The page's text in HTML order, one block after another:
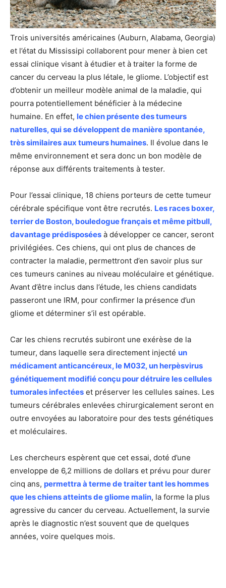
Trois universités américaines (Auburn, Alabama, Georgia)
et l’état du Mississipi collaborent pour mener à bien cet
essai clinique visant à étudier et à traiter la forme de
cancer du cerveau la plus létale, le gliome. L’objectif est
d’obtenir un meilleur modèle animal de la maladie, qui
pourra potentiellement bénéficier à la médecine
humaine. En effet, le chien présente des tumeurs
naturelles, qui se développent de manière spontanée,
très similaires aux tumeurs humaines. Il évolue dans le
même environnement et sera donc un bon modèle de
réponse aux différents traitements à tester.
Pour l’essai clinique, 18 chiens porteurs de cette tumeur
cérébrale spécifique vont être recrutés. Les races boxer,
terrier de Boston, bouledogue français et même pitbull,
davantage prédisposées à développer ce cancer, seront
privilégiées. Ces chiens, qui ont plus de chances de
contracter la maladie, permettront d’en savoir plus sur
ces tumeurs canines au niveau moléculaire et génétique.
Avant d’être inclus dans l’étude, les chiens candidats
passeront une IRM, pour confirmer la présence d’un
gliome et déterminer s’il est opérable.
Car les chiens recrutés subiront une exérèse de la
tumeur, dans laquelle sera directement injecté un
médicament anticancéreux, le M032, un herpèsvirus
génétiquement modifié conçu pour détruire les cellules
tumorales infectées et préserver les cellules saines. Les
tumeurs cérébrales enlevées chirurgicalement seront en
outre envoyées au laboratoire pour des tests génétiques
et moléculaires.
Les chercheurs espèrent que cet essai, doté d’une
enveloppe de 6,2 millions de dollars et prévu pour durer
cinq ans, permettra à terme de traiter tant les hommes
que les chiens atteints de gliome malin, la forme la plus
agressive du cancer du cerveau. Actuellement, la survie
après le diagnostic n’est souvent que de quelques
années, voire quelques mois.